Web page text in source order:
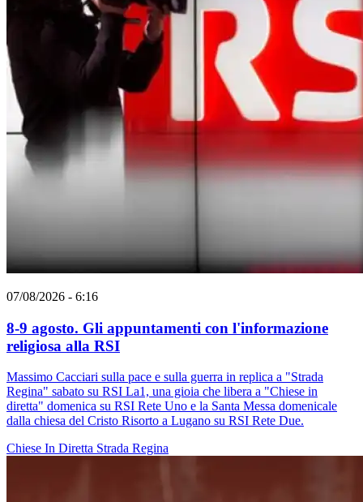
07/08/2026 - 6:16
8-9 agosto. Gli appuntamenti con l'informazione
religiosa alla RSI
Massimo Cacciari sulla pace e sulla guerra in replica a "Strada
Regina" sabato su RSI La1, una gioia che libera a "Chiese in
diretta" domenica su RSI Rete Uno e la Santa Messa domenicale
dalla chiesa del Cristo Risorto a Lugano su RSI Rete Due.
Chiese In Diretta Strada Regina